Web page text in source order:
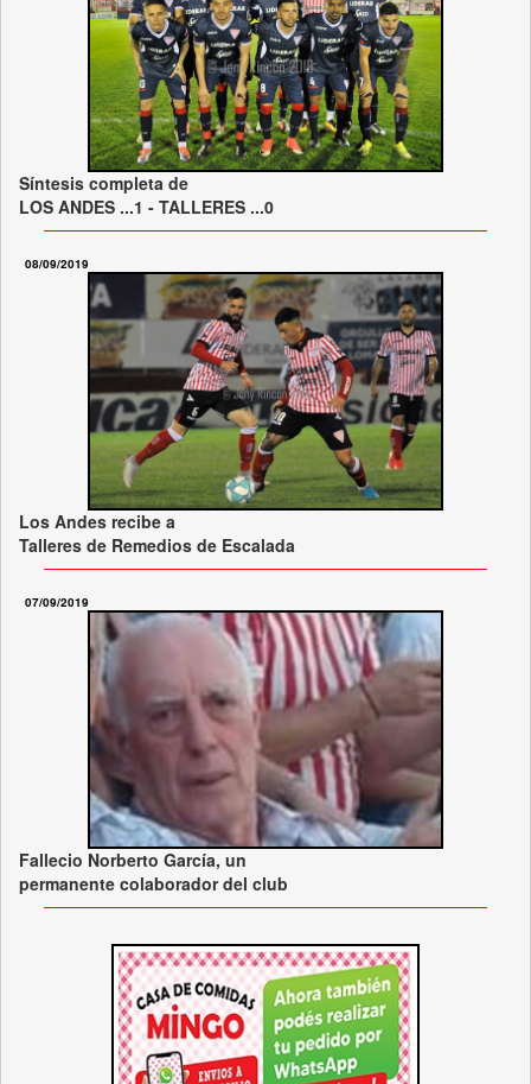
Síntesis completa de
LOS ANDES ...1 - TALLERES ...0
08/09/2019
Los Andes recibe a
Talleres de Remedios de Escalada
07/09/2019
Fallecio Norberto García, un
permanente colaborador del club